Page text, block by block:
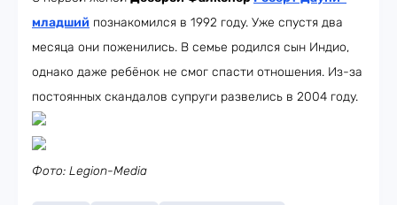
младший познакомился в 1992 году. Уже спустя два
месяца они поженились. В семье родился сын Индио,
однако даже ребёнок не смог спасти отношения. Из-за
постоянных скандалов супруги развелись в 2004 году.
Фото: Legion-Media